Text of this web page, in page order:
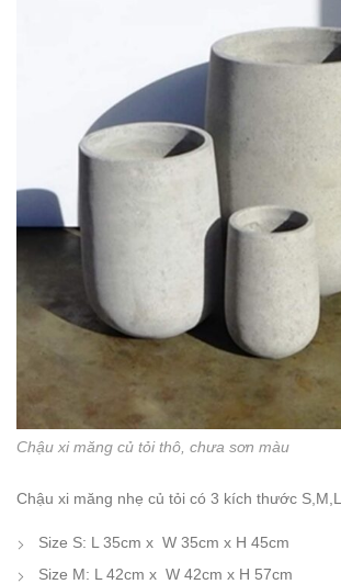
Chậu xi măng củ tỏi thô, chưa sơn màu
Chậu xi măng nhẹ củ tỏi có 3 kích thước
Size S: L 35cm x W 35cm x H 45cm
Size M: L 42cm x W 42cm x H 57cm